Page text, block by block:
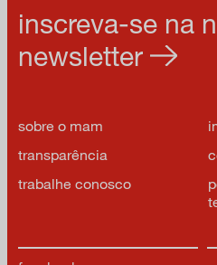
inscreva-se na
newsletter
sobre o mam
transparência
trabalhe conosco